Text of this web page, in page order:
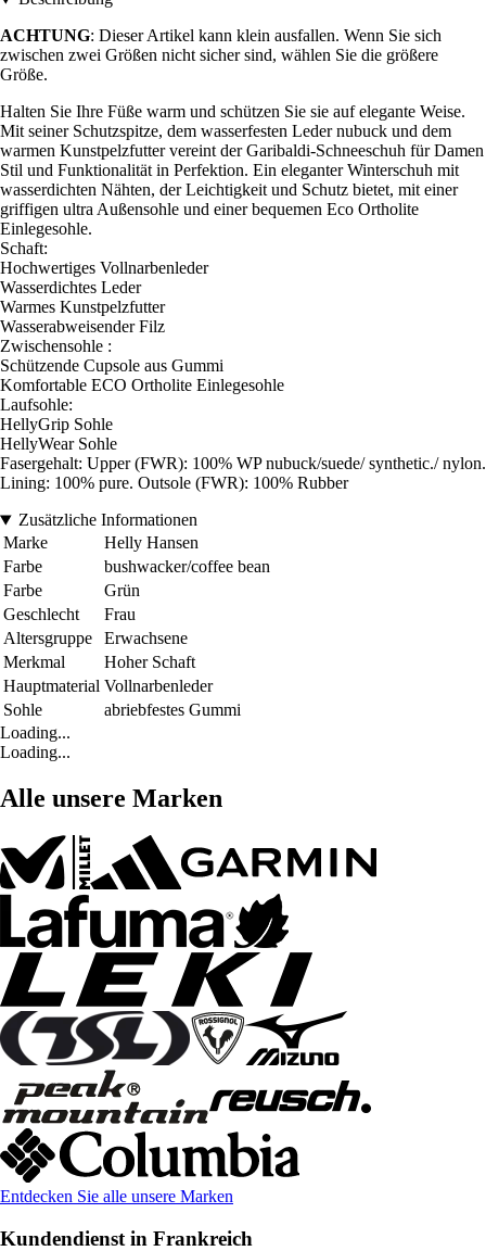
ACHTUNG: Dieser Artikel kann klein ausfallen. Wenn Sie sich
zwischen zwei Größen nicht sicher sind, wählen Sie die größere
Größe.
Halten Sie Ihre Füße warm und schützen Sie sie auf elegante Weise.
Mit seiner Schutzspitze, dem wasserfesten Leder nubuck und dem
warmen Kunstpelzfutter vereint der Garibaldi-Schneeschuh für Damen
Stil und Funktionalität in Perfektion. Ein eleganter Winterschuh mit
wasserdichten Nähten, der Leichtigkeit und Schutz bietet, mit einer
griffigen ultra Außensohle und einer bequemen Eco Ortholite
Einlegesohle.
Schaft:
Hochwertiges Vollnarbenleder
Wasserdichtes Leder
Warmes Kunstpelzfutter
Wasserabweisender Filz
Zwischensohle :
Schützende Cupsole aus Gummi
Komfortable ECO Ortholite Einlegesohle
Laufsohle:
HellyGrip Sohle
HellyWear Sohle
Fasergehalt: Upper (FWR): 100% WP nubuck/suede/ synthetic./ nylon.
Lining: 100% pure. Outsole (FWR): 100% Rubber
Zusätzliche Informationen
Marke
Helly Hansen
Farbe
bushwacker/coffee bean
Farbe
Grün
Geschlecht
Frau
Altersgruppe
Erwachsene
Merkmal
Hoher Schaft
Hauptmaterial Vollnarbenleder
Sohle
abriebfestes Gummi
Loading...
Loading...
Alle unsere Marken
Entdecken Sie alle unsere Marken
Kundendienst in Frankreich